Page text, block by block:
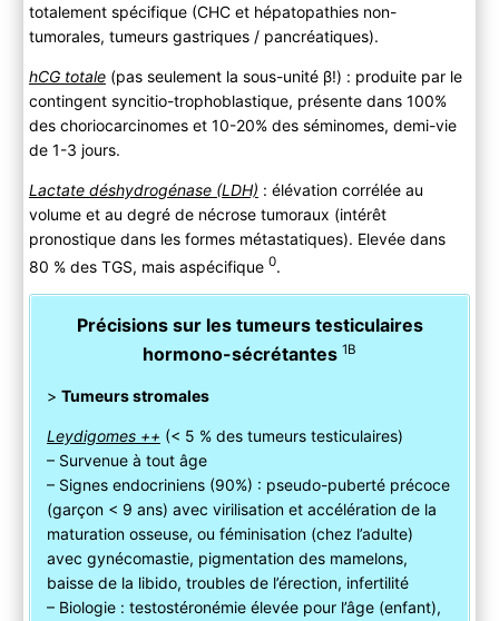
totalement spécifique (CHC et hépatopathies non-
tumorales, tumeurs gastriques / pancréatiques).
hCG totale(pas seulement la sous-unité β!) : produite par le
contingent syncitio-trophoblastique, présente dans 100%
des choriocarcinomes et 10-20% des séminomes, demi-vie
de 1-3 jours.
Lactate déshydrogénase (LDH) : élévation corrélée au
volume et au degré de nécrose tumoraux (intérêt
pronostique dans les formes métastatiques). Elevée dans
80 % des TGS, mais aspécifique 0.
Précisions sur les tumeurs testiculaires
hormono-sécrétantes 1B
> Tumeurs stromales
Leydigomes ++ (< 5 % des tumeurs testiculaires)
– Survenue à tout âge
– Signes endocriniens (90%) : pseudo-puberté précoce
(garçon < 9 ans) avec virilisation et accélération de la
maturation osseuse, ou féminisation (chez l’adulte)
avec gynécomastie, pigmentation des mamelons,
baisse de la libido, troubles de l’érection, infertilité
– Biologie : testostéronémie élevée pour l’âge (enfant),